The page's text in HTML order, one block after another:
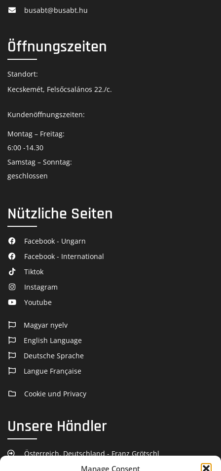
Manage Consent
busabt@busabt.hu
Öffnungszeiten
Standort:
Kecskemét, Felsőcsalános 22./c.
Kundenöffnungszeiten:
Montag – Freitag:
6:00 -14.30
Samstag – Sonntag:
geschlossen
Nützliche Seiten
Facebook - Ungarn
Facebook - International
Tiktok
Instagram
Youtube
Magyar nyelv
English Language
Deutsche Sprache
Langue Française
Cookie und Privacy
Unsere Händler
Österreich, Deutschland - Franz Grötschl
Deutschland - Roland Gries